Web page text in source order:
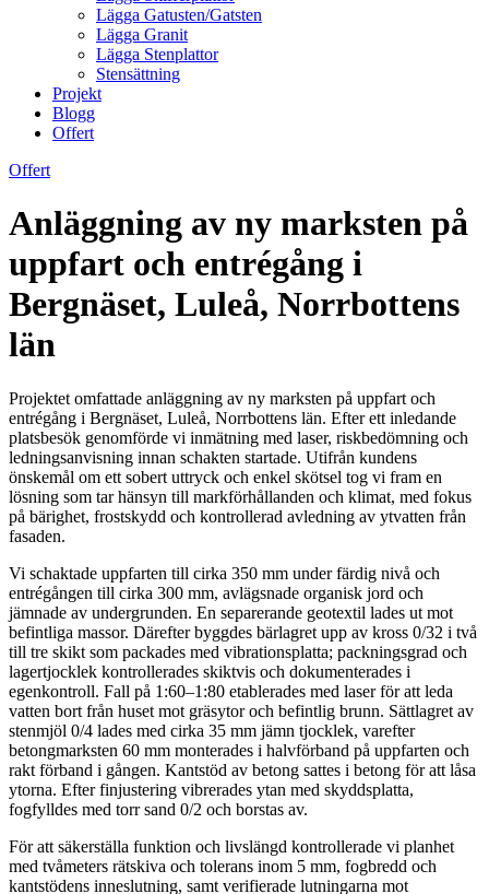
Lägga Gatusten/Gatsten
Lägga Granit
Lägga Stenplattor
Stensättning
Projekt
Blogg
Offert
Offert
Anläggning av ny marksten på
uppfart och entrégång i
Bergnäset, Luleå, Norrbottens
län
Projektet omfattade anläggning av ny marksten på uppfart och
entrégång i Bergnäset, Luleå, Norrbottens län. Efter ett inledande
platsbesök genomförde vi inmätning med laser, riskbedömning och
ledningsanvisning innan schakten startade. Utifrån kundens
önskemål om ett sobert uttryck och enkel skötsel tog vi fram en
lösning som tar hänsyn till markförhållanden och klimat, med fokus
på bärighet, frostskydd och kontrollerad avledning av ytvatten från
fasaden.
Vi schaktade uppfarten till cirka 350 mm under färdig nivå och
entrégången till cirka 300 mm, avlägsnade organisk jord och
jämnade av undergrunden. En separerande geotextil lades ut mot
befintliga massor. Därefter byggdes bärlagret upp av kross 0/32 i två
till tre skikt som packades med vibrationsplatta; packningsgrad och
lagertjocklek kontrollerades skiktvis och dokumenterades i
egenkontroll. Fall på 1:60–1:80 etablerades med laser för att leda
vatten bort från huset mot gräsytor och befintlig brunn. Sättlagret av
stenmjöl 0/4 lades med cirka 35 mm jämn tjocklek, varefter
betongmarksten 60 mm monterades i halvförband på uppfarten och
rakt förband i gången. Kantstöd av betong sattes i betong för att låsa
ytorna. Efter finjustering vibrerades ytan med skyddsplatta,
fogfylldes med torr sand 0/2 och borstas av.
För att säkerställa funktion och livslängd kontrollerade vi planhet
med tvåmeters rätskiva och tolerans inom 5 mm, fogbredd och
kantstödens inneslutning, samt verifierade lutningarna mot